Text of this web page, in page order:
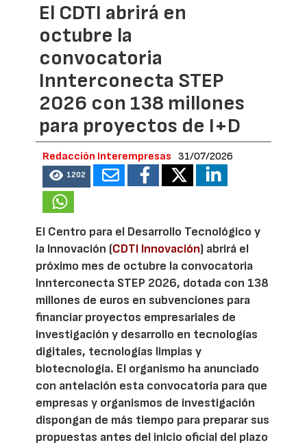
El CDTI abrirá en
octubre la
convocatoria
Innterconecta STEP
2026 con 138 millones
para proyectos de I+D
Redacción Interempresas 31/07/2026
1202
El Centro para el Desarrollo Tecnológico y
la Innovación (CDTI Innovación) abrirá el
próximo mes de octubre la convocatoria
Innterconecta STEP 2026, dotada con 138
millones de euros en subvenciones para
financiar proyectos empresariales de
investigación y desarrollo en tecnologías
digitales, tecnologías limpias y
biotecnología. El organismo ha anunciado
con antelación esta convocatoria para que
empresas y organismos de investigación
dispongan de más tiempo para preparar sus
propuestas antes del inicio oficial del plazo